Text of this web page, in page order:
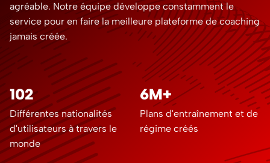
agréable. Notre équipe développe constamment le
service pour en faire la meilleure plateforme de coaching
jamais créée.
102
Différentes nationalités
d'utilisateurs à travers le
monde
6M+
Plans d'entraînement et de
régime créés